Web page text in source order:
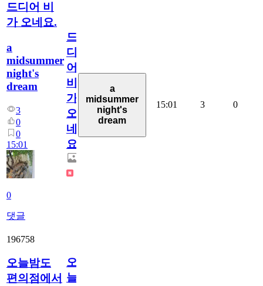
드디어 비
가 오네요.
a
midsummer
night's
dream
3
0
0
15:01
0
댓글
드
디
어
비
가
오
네
요.
a
midsummer
night's
dream
15:01 3 0
196758
오늘밤도
편의점에서
오
늘